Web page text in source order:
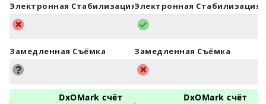
Электронная Стабилизация (EIS)
Замедленная Съёмка
DxOMark счёт
Электронная Стабилизация
Замедленная Съёмка
DxOMark счёт